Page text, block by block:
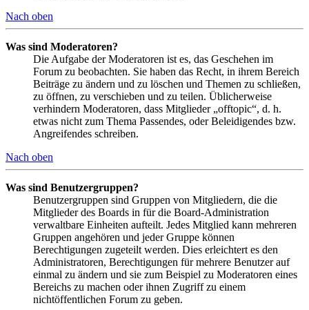
Nach oben
Was sind Moderatoren?
Die Aufgabe der Moderatoren ist es, das Geschehen im
Forum zu beobachten. Sie haben das Recht, in ihrem Bereich
Beiträge zu ändern und zu löschen und Themen zu schließen,
zu öffnen, zu verschieben und zu teilen. Üblicherweise
verhindern Moderatoren, dass Mitglieder „offtopic“, d. h.
etwas nicht zum Thema Passendes, oder Beleidigendes bzw.
Angreifendes schreiben.
Nach oben
Was sind Benutzergruppen?
Benutzergruppen sind Gruppen von Mitgliedern, die die
Mitglieder des Boards in für die Board-Administration
verwaltbare Einheiten aufteilt. Jedes Mitglied kann mehreren
Gruppen angehören und jeder Gruppe können
Berechtigungen zugeteilt werden. Dies erleichtert es den
Administratoren, Berechtigungen für mehrere Benutzer auf
einmal zu ändern und sie zum Beispiel zu Moderatoren eines
Bereichs zu machen oder ihnen Zugriff zu einem
nichtöffentlichen Forum zu geben.